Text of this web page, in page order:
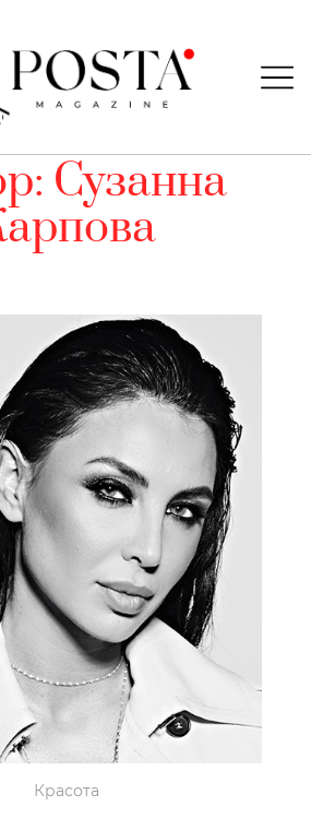
Сузанна
Красота